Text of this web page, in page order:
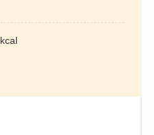
kcal